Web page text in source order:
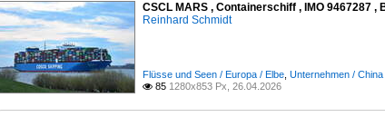
CSCL MARS , Containerschiff , IMO 9467287 ,
Reinhard Schmidt
Flüsse und Seen / Europa / Elbe Unternehmen /
 85 1280x853 Px, 26.04.2026